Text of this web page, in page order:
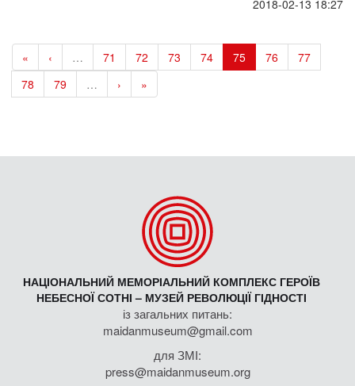
2018-02-13 18:27
« ‹ … 71 72 73 74 75 76
77
78
79 … › »
НАЦІОНАЛЬНИЙ МЕМОРІАЛЬНИЙ КОМПЛЕКС ГЕРОЇВ
НЕБЕСНОЇ СОТНІ – МУЗЕЙ РЕВОЛЮЦІЇ ГІДНОСТІ
із загальних питань:
maidanmuseum@gmail.com
для ЗМІ:
press@maidanmuseum.org